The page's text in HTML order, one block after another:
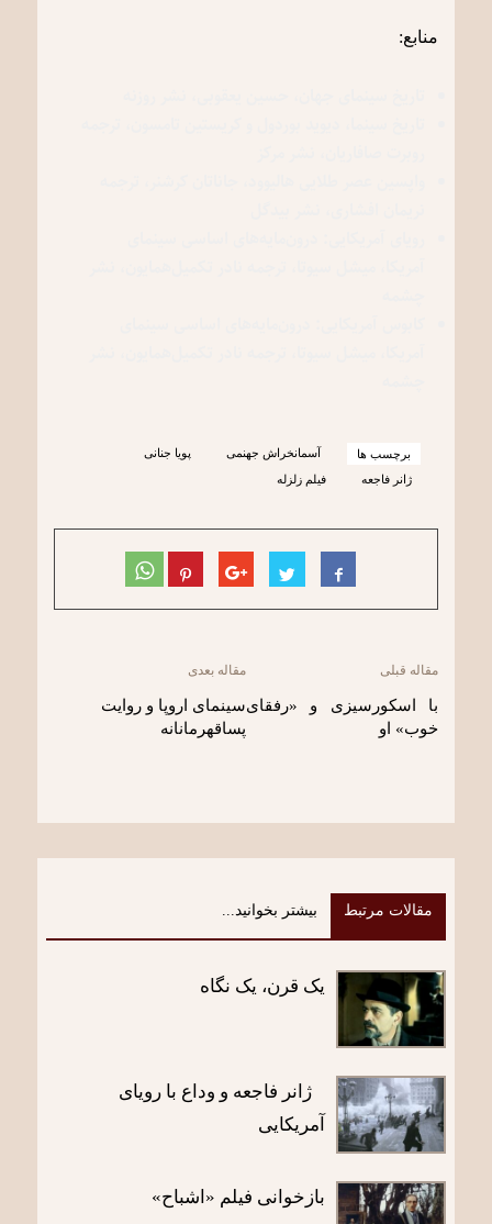
منابع:
برچسب ها آسمانخراش جهنمی
پویا جنانی
ژانر فاجعه
فیلم زلزله
مقاله قبلی
با اسکورسیزی و «رفقای
خوب» او
مقاله بعدی
سینمای اروپا و روایت
پساقهرمانانه
مقالات مرتبط بیشتر بخوانید...
یک قرن، یک نگاه
ژانر فاجعه و وداع با رویای
آمریکایی
بازخوانی فیلم «اشباح»